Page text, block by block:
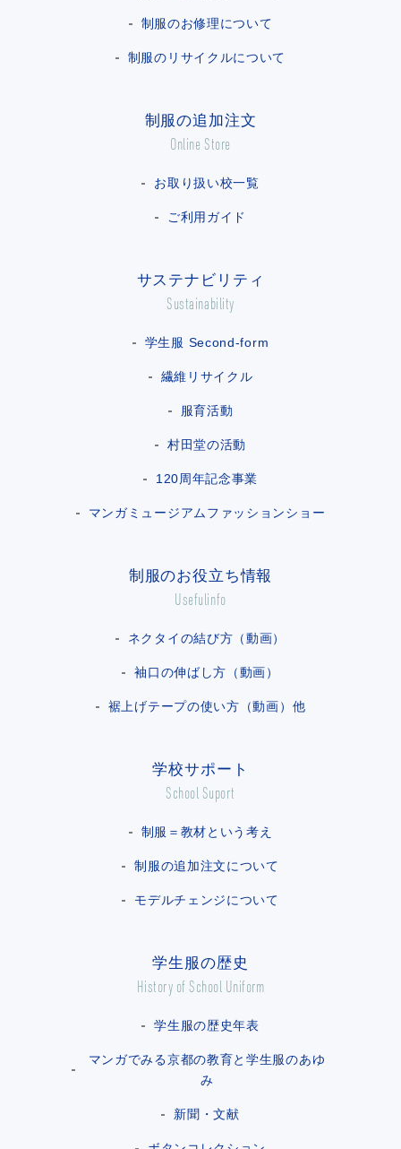
制服のお修理について
制服のリサイクルについて
制服の追加注文
Online Store
お取り扱い校一覧
ご利用ガイド
サステナビリティ
Sustainability
学生服 Second-form
繊維リサイクル
服育活動
村田堂の活動
120周年記念事業
マンガミュージアムファッションショー
制服のお役立ち情報
Usefulinfo
ネクタイの結び方（動画）
袖口の伸ばし方（動画）
裾上げテープの使い方（動画）他
学校サポート
School Suport
制服＝教材という考え
制服の追加注文について
モデルチェンジについて
学生服の歴史
History of School Uniform
学生服の歴史年表
マンガでみる京都の教育と学生服のあゆ
み
新聞・文献